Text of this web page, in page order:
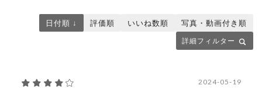
詳細フィルター
日付順 ↓ 評価順 いいね数順 写真・動画付き順
2024-05-19